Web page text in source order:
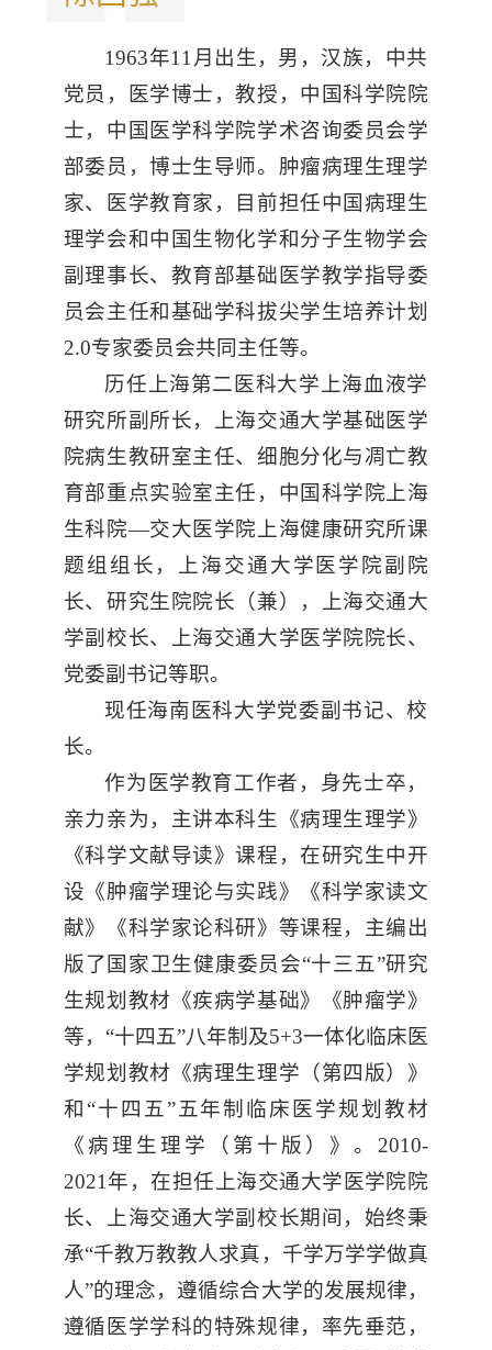
1963年11月出生，男，汉族，中共
党员，医学博士，教授，中国科学院院
士，中国医学科学院学术咨询委员会学
部委员，博士生导师。肿瘤病理生理学
家、医学教育家，目前担任中国病理生
理学会和中国生物化学和分子生物学会
副理事长、教育部基础医学教学指导委
员会主任和基础学科拔尖学生培养计划
2.0专家委员会共同主任等。
历任上海第二医科大学上海血液学
研究所副所长，上海交通大学基础医学
院病生教研室主任、细胞分化与凋亡教
育部重点实验室主任，中国科学院上海
生科院—交大医学院上海健康研究所课
题组组长，上海交通大学医学院副院
长、研究生院院长（兼），上海交通大
学副校长、上海交通大学医学院院长、
党委副书记等职。
现任海南医科大学党委副书记、校
长。
作为医学教育工作者，身先士卒，
亲力亲为，主讲本科生《病理生理学》
《科学文献导读》课程，在研究生中开
设《肿瘤学理论与实践》《科学家读文
献》《科学家论科研》等课程，主编出
版了国家卫生健康委员会“十三五”研究
生规划教材《疾病学基础》《肿瘤学》
等，“十四五”八年制及5+3一体化临床医
学规划教材《病理生理学（第四版）》
和“十四五”五年制临床医学规划教材
《病理生理学（第十版）》。2010-
2021年，在担任上海交通大学医学院院
长、上海交通大学副校长期间，始终秉
承“千教万教教人求真，千学万学学做真
人”的理念，遵循综合大学的发展规律，
遵循医学学科的特殊规律，率先垂范，